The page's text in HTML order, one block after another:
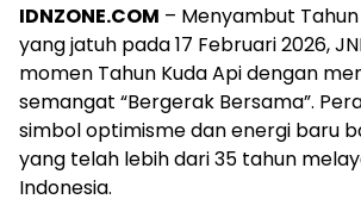
IDNZONE.COM – Menyambut
yang jatuh pada 17 Februari 2026,
momen Tahun Kuda Api dengan
semangat “Bergerak Bersama”.
simbol optimisme dan energi baru
yang telah lebih dari 35 tahun
Indonesia.